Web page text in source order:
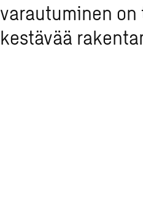
varautuminen on
kestävää